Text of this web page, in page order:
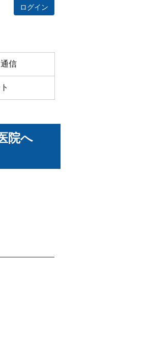
ログイン
信
院へ